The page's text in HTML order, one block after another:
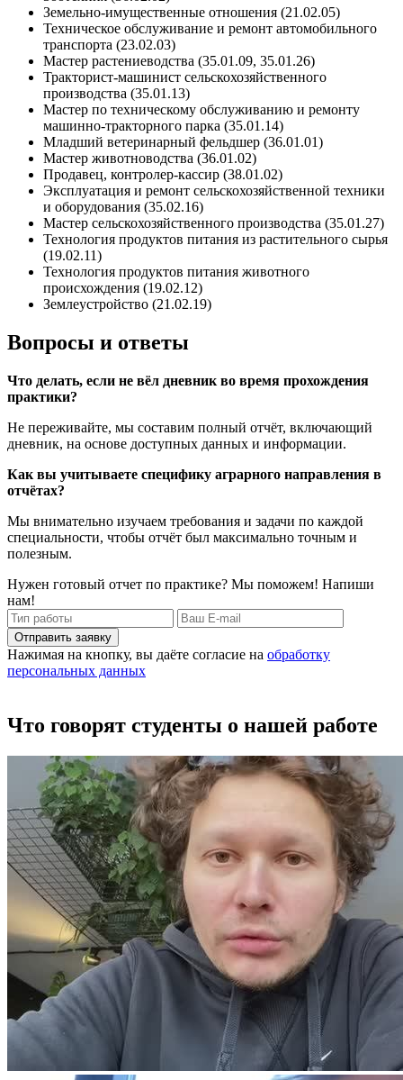
Земельно-имущественные отношения (21.02.05)
Техническое обслуживание и ремонт автомобильного
транспорта (23.02.03)
Мастер растениеводства (35.01.09, 35.01.26)
Тракторист-машинист сельскохозяйственного
производства (35.01.13)
Мастер по техническому обслуживанию и ремонту
машинно-тракторного парка (35.01.14)
Младший ветеринарный фельдшер (36.01.01)
Мастер животноводства (36.01.02)
Продавец, контролер-кассир (38.01.02)
Эксплуатация и ремонт сельскохозяйственной техники
и оборудования (35.02.16)
Мастер сельскохозяйственного производства (35.01.27)
Технология продуктов питания из растительного сырья
(19.02.11)
Технология продуктов питания животного
происхождения (19.02.12)
Землеустройство (21.02.19)
Вопросы и ответы
Что делать, если не вёл дневник во время прохождения
практики?
Не переживайте, мы составим полный отчёт, включающий
дневник, на основе доступных данных и информации.
Как вы учитываете специфику аграрного направления в
отчётах?
Мы внимательно изучаем требования и задачи по каждой
специальности, чтобы отчёт был максимально точным и
полезным.
Нужен готовый отчет по практике? Мы поможем! Напиши
нам!
Отправить заявку
Нажимая на кнопку, вы даёте согласие на обработку
персональных данных
Что говорят студенты о нашей работе